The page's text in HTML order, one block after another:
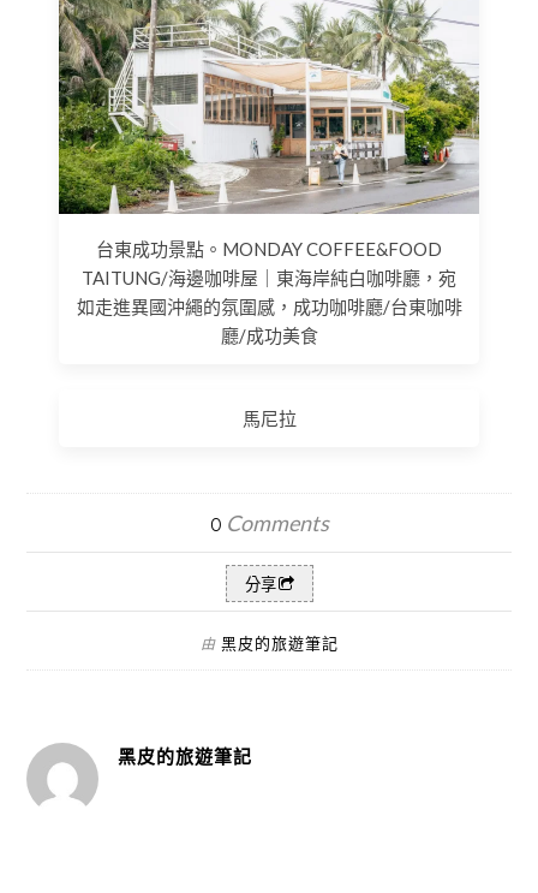
台東成功景點。MONDAY COFFEE&FOOD
TAITUNG/海邊咖啡屋｜東海岸純白咖啡廳，宛
如走進異國沖繩的氛圍感，成功咖啡廳/台東咖啡
廳/成功美食
馬尼拉
0 Comments
分享
由 黑皮的旅遊筆記
黑皮的旅遊筆記